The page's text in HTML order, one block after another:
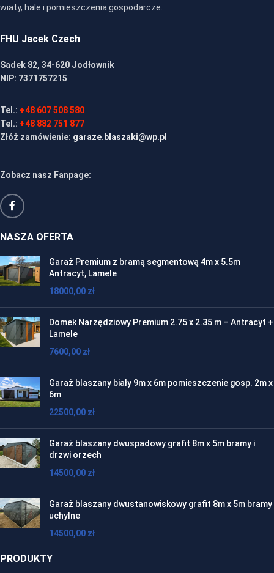
wiaty, hale i pomieszczenia gospodarcze.
FHU Jacek Czech
Sadek 82, 34-620 Jodłownik
NIP: 7371757215
Tel.: +48 607 508 580
Tel.: +48 882 751 877
Złóż zamówienie: garaze.blaszaki@wp.pl
Zobacz nasz Fanpage:
NASZA OFERTA
Garaż Premium z bramą segmentową 4m x 5.5m
Antracyt, Lamele
18000,00 zł
Domek Narzędziowy Premium 2.75 x 2.35 m – Antracyt +
Lamele
7600,00 zł
Garaż blaszany biały 9m x 6m pomieszczenie gosp. 2m x
6m
22500,00 zł
Garaż blaszany dwuspadowy grafit 8m x 5m bramy i
drzwi orzech
14500,00 zł
Garaż blaszany dwustanowiskowy grafit 8m x 5m bramy
uchylne
14500,00 zł
PRODUKTY